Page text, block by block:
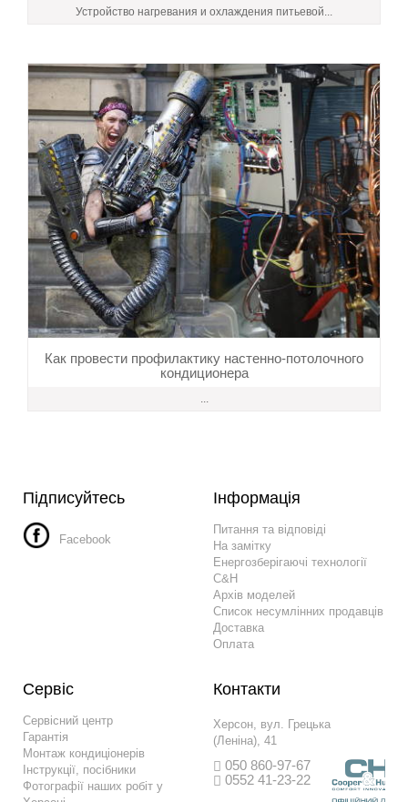
Устройство нагревания и охлаждения питьевой...
Как провести профилактику настенно-потолочного
кондиционера
...
Підписуйтесь
Facebook
Інформація
Питання та відповіді
На замітку
Енергозберігаючі технології
C&H
Архів моделей
Список несумлінних продавців
Доставка
Оплата
Сервіс
Сервісний центр
Гарантія
Монтаж кондиціонерів
Інструкції, посібники
Фотографії наших робіт у
Контакти
Херсон, вул. Грецька
(Леніна), 41
050 860-97-67
0552 41-23-22